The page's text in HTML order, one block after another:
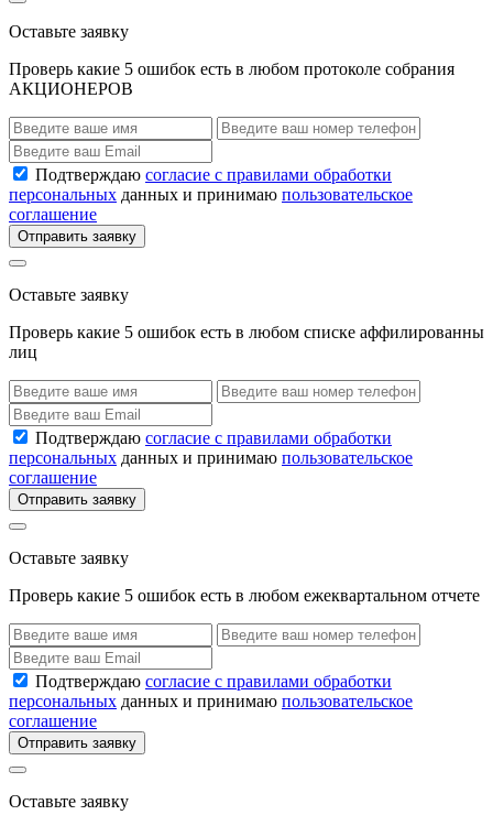
Оставьте заявку
Проверь какие 5 ошибок есть в любом протоколе собрания
АКЦИОНЕРОВ
Подтверждаю согласие с правилами обработки
персональных данных и принимаю пользовательское
соглашение
Отправить заявку
Оставьте заявку
Проверь какие 5 ошибок есть в любом списке аффилированны
лиц
Подтверждаю согласие с правилами обработки
персональных данных и принимаю пользовательское
соглашение
Отправить заявку
Оставьте заявку
Проверь какие 5 ошибок есть в любом ежеквартальном отчете
Подтверждаю согласие с правилами обработки
персональных данных и принимаю пользовательское
соглашение
Отправить заявку
Оставьте заявку